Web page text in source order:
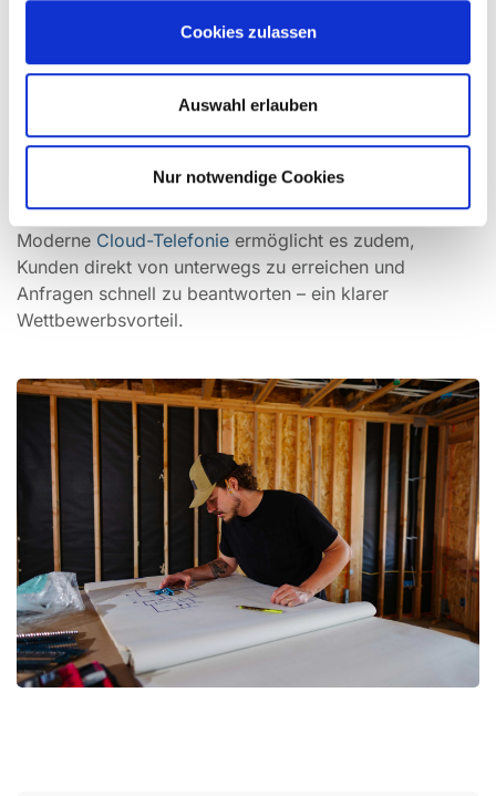
Cookies zulassen
Auswahl erlauben
Nur notwendige Cookies
Mitleistungsfähiger Hardwareund zuverlässigen
verfügbar ist. Das sorgt nicht nur für reibungslose
Abläufe, sondern steigert auch die
Kundenzufriedenheit, weil Projekte pünktlich und
Moderne Cloud-Telefonie ermöglicht es zudem,
Kunden direkt von unterwegs zu erreichen und
Anfragen schnell zu beantworten – ein klarer
Wettbewerbsvorteil.